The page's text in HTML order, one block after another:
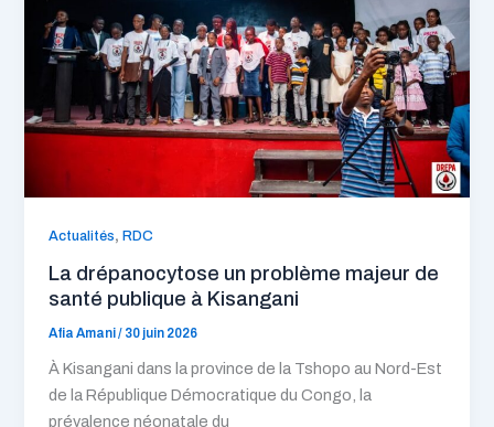
Actualités,RDC
La drépanocytose un problème majeur de
santé publique à Kisangani
Afia Amani/ 30 juin 2026
À Kisangani dans la province de la Tshopo au Nord-Est
de la République Démocratique du Congo, la
prévalence néonatale du